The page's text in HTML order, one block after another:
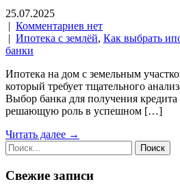
25.07.2025
| Комментариев нет
| Ипотека с землёй, Как выбрать
банки
Ипотека на дом с земельным
который требует тщательного
Выбор банка для получения
решающую роль в успешном […]
Читать далее →
Свежие записи